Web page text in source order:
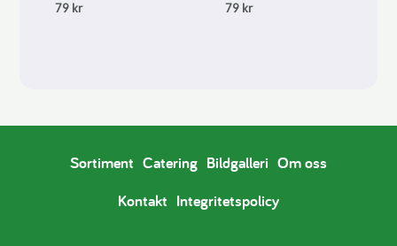
79 kr 79 kr
Sortiment Catering Bildgalleri Om oss
Kontakt Integritetspolicy